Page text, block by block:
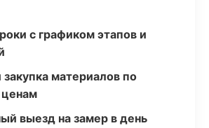
с графиком этапов и
материалов по
выезд на замер в день